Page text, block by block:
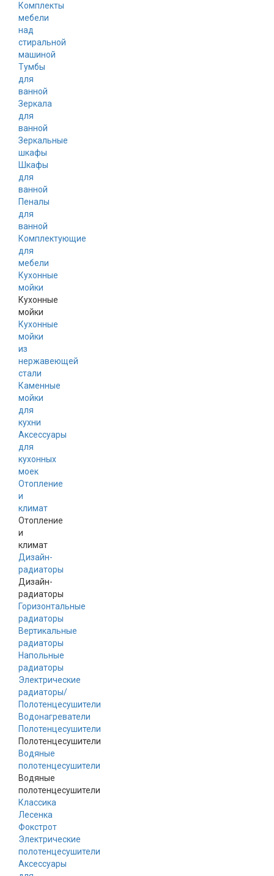
Комплекты
мебели
над
стиральной
машиной
Тумбы
для
ванной
Зеркала
для
ванной
Зеркальные
шкафы
Шкафы
для
ванной
Пеналы
для
ванной
Комплектующие
для
мебели
Кухонные
мойки
Кухонные
мойки
Кухонные
мойки
из
нержавеющей
стали
Каменные
мойки
для
кухни
Аксессуары
для
кухонных
моек
Отопление
и
климат
Отопление
и
климат
Дизайн-
радиаторы
Дизайн-
радиаторы
Горизонтальные
радиаторы
Вертикальные
радиаторы
Напольные
радиаторы
Электрические
радиаторы/
Полотенцесушители
Водонагреватели
Полотенцесушители
Полотенцесушители
Водяные
полотенцесушители
Водяные
полотенцесушители
Классика
Лесенка
Фокстрот
Электрические
полотенцесушители
Аксессуары